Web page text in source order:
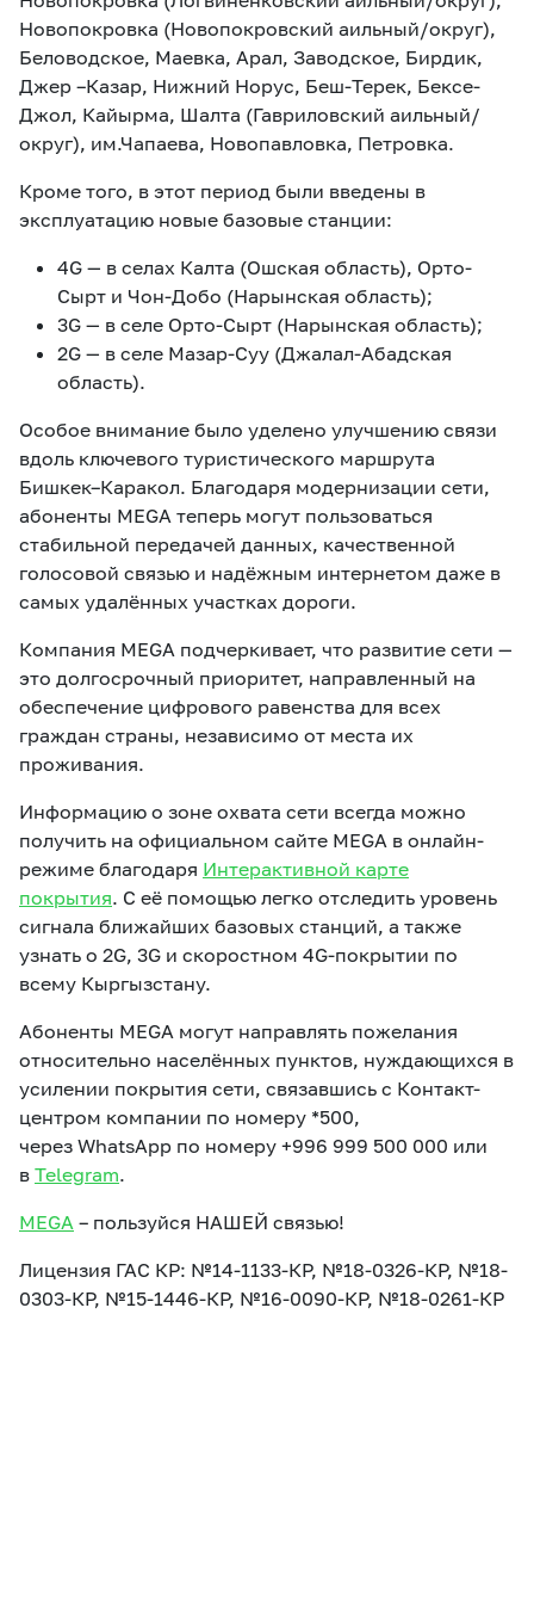
Новопокровка (Новопокровский аильный/округ),
Беловодское, Маевка, Арал, Заводское, Бирдик,
Джер –Казар, Нижний Норус, Беш-Терек, Бексе-
Джол, Кайырма, Шалта (Гавриловский аильный/
округ), им.Чапаева, Новопавловка, Петровка.
Кроме того, в этот период были введены в
эксплуатацию новые базовые станции:
4G — в селах Калта (Ошская область), Орто-
Сырт и Чон-Добо (Нарынская область);
3G — в селе Орто-Сырт (Нарынская область);
2G — в селе Мазар-Суу (Джалал-Абадская
область).
Особое внимание было уделено улучшению связи
вдоль ключевого туристического маршрута
Бишкек–Каракол. Благодаря модернизации сети,
абоненты MEGA теперь могут пользоваться
стабильной передачей данных, качественной
голосовой связью и надёжным интернетом даже в
самых удалённых участках дороги.
Компания MEGA подчеркивает, что развитие сети —
это долгосрочный приоритет, направленный на
обеспечение цифрового равенства для всех
граждан страны, независимо от места их
проживания.
Информацию о зоне охвата сети всегда можно
получить на официальном сайте MEGA в онлайн-
режиме благодаря Интерактивной карте
покрытия. С её помощью легко отследить уровень
сигнала ближайших базовых станций, а также
узнать о 2G, 3G и скоростном 4G-покрытии по
всему Кыргызстану.
Абоненты MEGA могут направлять пожелания
относительно населённых пунктов, нуждающихся в
усилении покрытия сети, связавшись с Контакт-
центром компании по номеру *500,
через WhatsApp по номеру +996 999 500 000 или
в Telegram.
MEGA – пользуйся НАШЕЙ связью!
Лицензия ГАС КР: №14-1133-КР, №18-0326-КР, №18-
0303-КР, №15-1446-КР, №16-0090-КР, №18-0261-КР